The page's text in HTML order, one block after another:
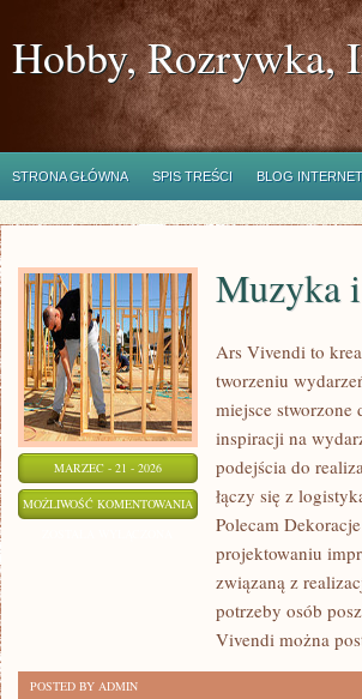
Hobby, Rozrywka,
STRONA GŁÓWNA SPIS TREŚCI BLOG
MARZEC - 21 - 2026
MOŻLIWOŚĆ KOMENTOWANIA MUZYKA
ROZRYWKA
Muzyka
Ars Vivendi to
tworzeniu
miejsce
inspiracji na
podejścia do
łączy się z
Polecam
projektowaniu
związaną z
potrzeby osób
Vivendi można
POSTED BY ADMIN